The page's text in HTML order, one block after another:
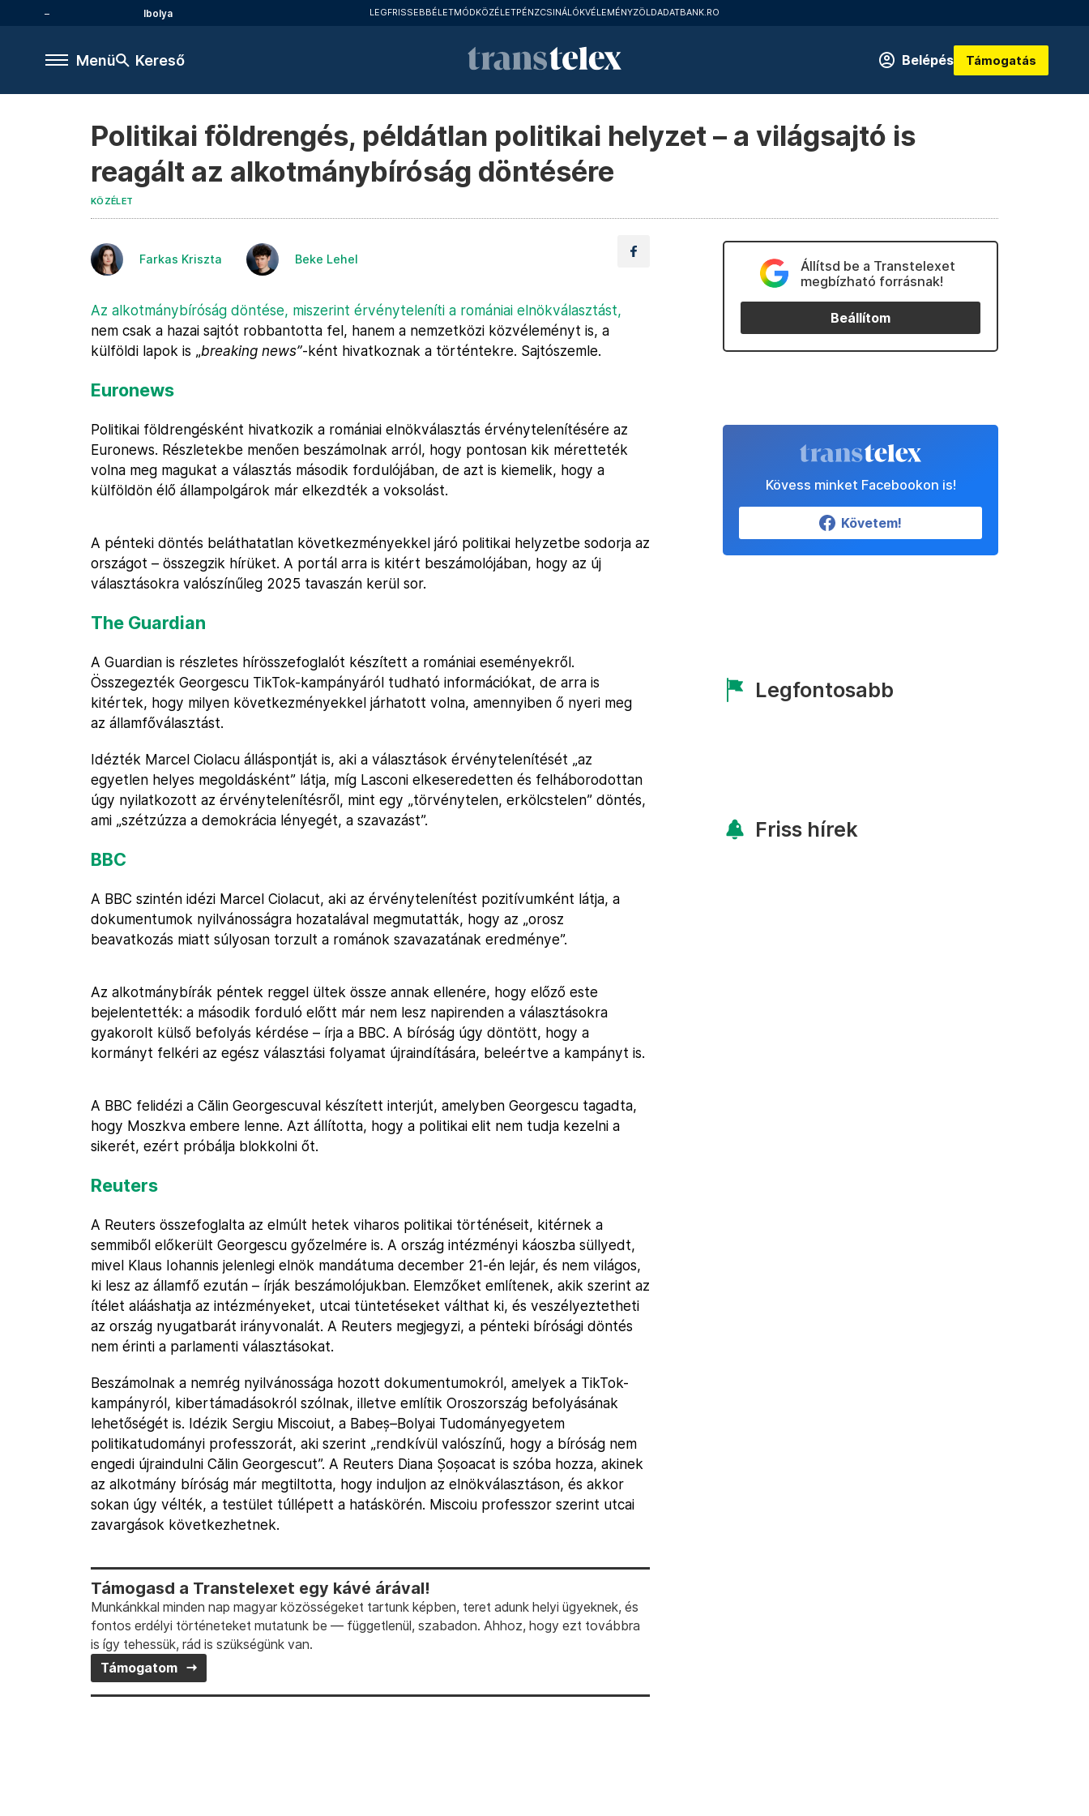
Ibolya LEGFRISSEBBÉLETMÓDKÖZÉLETPÉNZCSINÁLÓKVÉLEMÉNYZÖLDADATBANK.RO
Menü Kereső Belépés Támogatás
Politikai földrengés, példátlan politikai helyzet – a világsajtó is
reagált az alkotmánybíróság döntésére
KÖZÉLET
Farkas Kriszta Beke Lehel
Az alkotmánybíróság döntése, miszerint érvényteleníti a romániai elnökválasztást,
nem csak a hazai sajtót robbantotta fel, hanem a nemzetközi közvéleményt is, a
külföldi lapok is „breaking news”-ként hivatkoznak a történtekre. Sajtószemle.
Euronews
Politikai földrengésként hivatkozik a romániai elnökválasztás érvénytelenítésére az
Euronews. Részletekbe menően beszámolnak arról, hogy pontosan kik méretteték
volna meg magukat a választás második fordulójában, de azt is kiemelik, hogy a
külföldön élő állampolgárok már elkezdték a voksolást.
A pénteki döntés beláthatatlan következményekkel járó politikai helyzetbe sodorja az
országot – összegzik hírüket. A portál arra is kitért beszámolójában, hogy az új
választásokra valószínűleg 2025 tavaszán kerül sor.
The Guardian
A Guardian is részletes hírösszefoglalót készített a romániai eseményekről.
Összegezték Georgescu TikTok-kampányáról tudható információkat, de arra is
kitértek, hogy milyen következményekkel járhatott volna, amennyiben ő nyeri meg
az államfőválasztást.
Idézték Marcel Ciolacu álláspontját is, aki a választások érvénytelenítését „az
egyetlen helyes megoldásként” látja, míg Lasconi elkeseredetten és felháborodottan
úgy nyilatkozott az érvénytelenítésről, mint egy „törvénytelen, erkölcstelen” döntés,
ami „szétzúzza a demokrácia lényegét, a szavazást”.
BBC
A BBC szintén idézi Marcel Ciolacut, aki az érvénytelenítést pozitívumként látja, a
dokumentumok nyilvánosságra hozatalával megmutatták, hogy az „orosz
beavatkozás miatt súlyosan torzult a románok szavazatának eredménye”.
Az alkotmánybírák péntek reggel ültek össze annak ellenére, hogy előző este
bejelentették: a második forduló előtt már nem lesz napirenden a választásokra
gyakorolt külső befolyás kérdése – írja a BBC. A bíróság úgy döntött, hogy a
kormányt felkéri az egész választási folyamat újraindítására, beleértve a kampányt is.
A BBC felidézi a Călin Georgescuval készített interjút, amelyben Georgescu tagadta,
hogy Moszkva embere lenne. Azt állította, hogy a politikai elit nem tudja kezelni a
sikerét, ezért próbálja blokkolni őt.
Reuters
A Reuters összefoglalta az elmúlt hetek viharos politikai történéseit, kitérnek a
semmiből előkerült Georgescu győzelmére is. A ország intézményi káoszba süllyedt,
mivel Klaus Iohannis jelenlegi elnök mandátuma december 21-én lejár, és nem világos,
ki lesz az államfő ezután – írják beszámolójukban. Elemzőket említenek, akik szerint az
ítélet alááshatja az intézményeket, utcai tüntetéseket válthat ki, és veszélyeztetheti
az ország nyugatbarát irányvonalát. A Reuters megjegyzi, a pénteki bírósági döntés
nem érinti a parlamenti választásokat.
Beszámolnak a nemrég nyilvánossága hozott dokumentumokról, amelyek a TikTok-
kampányról, kibertámadásokról szólnak, illetve említik Oroszország befolyásának
lehetőségét is. Idézik Sergiu Miscoiut, a Babeș–Bolyai Tudományegyetem
politikatudományi professzorát, aki szerint „rendkívül valószínű, hogy a bíróság nem
engedi újraindulni Călin Georgescut”. A Reuters Diana Șoșoacat is szóba hozza, akinek
az alkotmány bíróság már megtiltotta, hogy induljon az elnökválasztáson, és akkor
sokan úgy vélték, a testület túllépett a hatáskörén. Miscoiu professzor szerint utcai
zavargások következhetnek.
Támogasd a Transtelexet egy kávé árával!
Munkánkkal minden nap magyar közösségeket tartunk képben, teret adunk helyi ügyeknek, és
fontos erdélyi történeteket mutatunk be — függetlenül, szabadon. Ahhoz, hogy ezt továbbra
is így tehessük, rád is szükségünk van.
Támogatom
Állítsd be a Transtelexet
megbízható forrásnak!
Beállítom
Kövess minket Facebookon is!
Követem!
Legfontosabb
Friss hírek